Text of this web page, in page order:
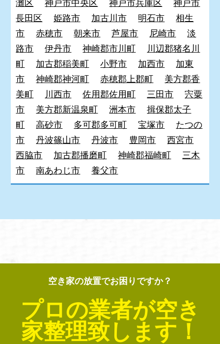
灘区
神戸市中央区 神戸市兵庫区
神戸市
長田区
姫路市 加古川市 明石市
相生
市
赤穂市 朝来市 芦屋市 尼崎市
淡
路市
伊丹市 神崎郡市川町
川辺郡猪名川
町
加古郡稲美町 小野市 加西市
加東
市
神崎郡神河町 赤穂郡上郡町
美方郡香
美町
川西市 佐用郡佐用町 三田市
宍粟
市
美方郡新温泉町 洲本市
揖保郡太子
町
高砂市 多可郡多可町 宝塚市
たつの
市
丹波篠山市 丹波市 豊岡市
西宮市
西脇市
加古郡播磨町 神崎郡福崎町
三木
市
南あわじ市 養父市
空き家の放置でお困りですか？
プロの業者が空き
家整理致します！